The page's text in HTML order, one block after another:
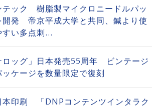
テック 樹脂製マイクロニードルパッ
開発 帝京平成大学と共同、鍼より使
すい多点刺...
ロッグ」日本発売55周年 ビンテージ
ッケージを数量限定で復刻
本印刷 「DNPコンテンツインタラク